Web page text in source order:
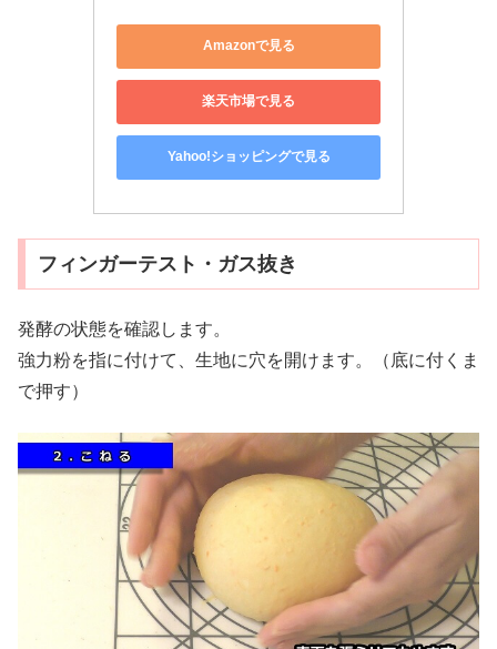
Amazonで見る
楽天市場で見る
Yahoo!ショッピングで見る
フィンガーテスト・ガス抜き
発酵の状態を確認します。
強力粉を指に付けて、生地に穴を開けます。（底に付くま
で押す）